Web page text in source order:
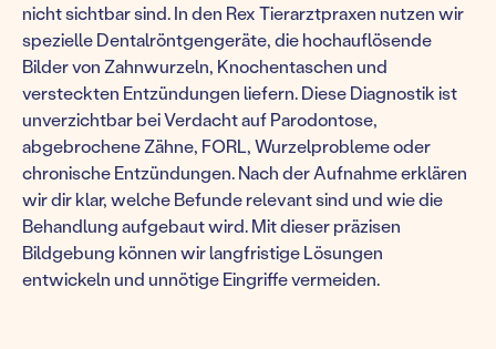
nicht sichtbar sind. In den Rex Tierarztpraxen nutzen wir
spezielle Dentalröntgengeräte, die hochauflösende
Bilder von Zahnwurzeln, Knochentaschen und
versteckten Entzündungen liefern. Diese Diagnostik ist
unverzichtbar bei Verdacht auf Parodontose,
abgebrochene Zähne, FORL, Wurzelprobleme oder
chronische Entzündungen. Nach der Aufnahme erklären
wir dir klar, welche Befunde relevant sind und wie die
Behandlung aufgebaut wird. Mit dieser präzisen
Bildgebung können wir langfristige Lösungen
entwickeln und unnötige Eingriffe vermeiden.